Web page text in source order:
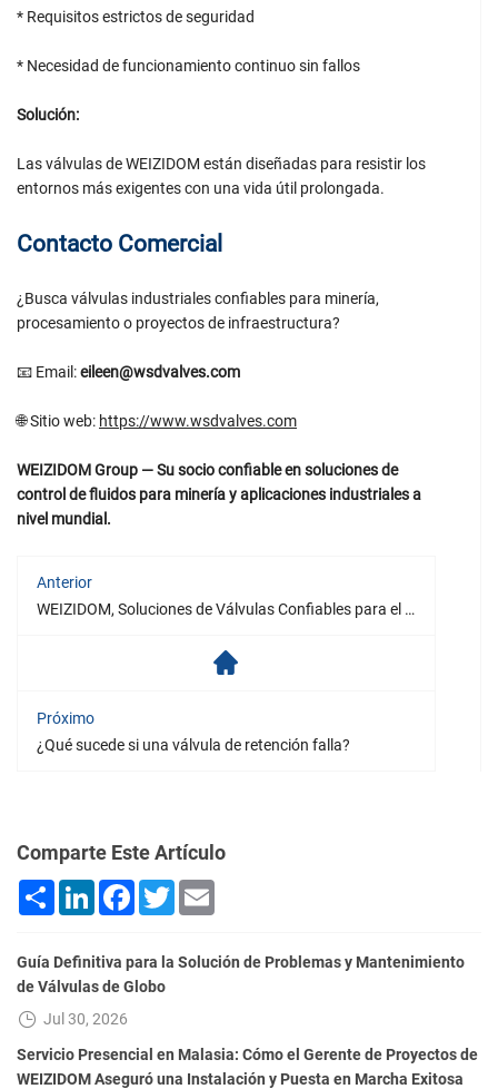
* Requisitos estrictos de seguridad
* Necesidad de funcionamiento continuo sin fallos
Solución:
Las válvulas de WEIZIDOM están diseñadas para resistir los
entornos más exigentes con una vida útil prolongada.
Contacto Comercial
¿Busca válvulas industriales confiables para minería,
procesamiento o proyectos de infraestructura?
📧 Email:eileen@wsdvalves.com
🌐 Sitio web: https://www.wsdvalves.com
WEIZIDOM Group — Su socio confiable en soluciones de
control de fluidos para minería y aplicaciones industriales a
nivel mundial.
Anterior
WEIZIDOM, Soluciones de Válvulas Confiables para el Mayor Proyecto de Tratamiento de Agua en Colombia
Próximo
¿Qué sucede si una válvula de retención falla?
Comparte Este Artículo
ShareLinkedInFacebook
Twitter
Guía Definitiva para la Solución de Problemas y Mantenimiento
de Válvulas de Globo
Jul 30, 2026
Servicio Presencial en Malasia: Cómo el Gerente de Proyectos de
WEIZIDOM Aseguró una Instalación y Puesta en Marcha Exitosa